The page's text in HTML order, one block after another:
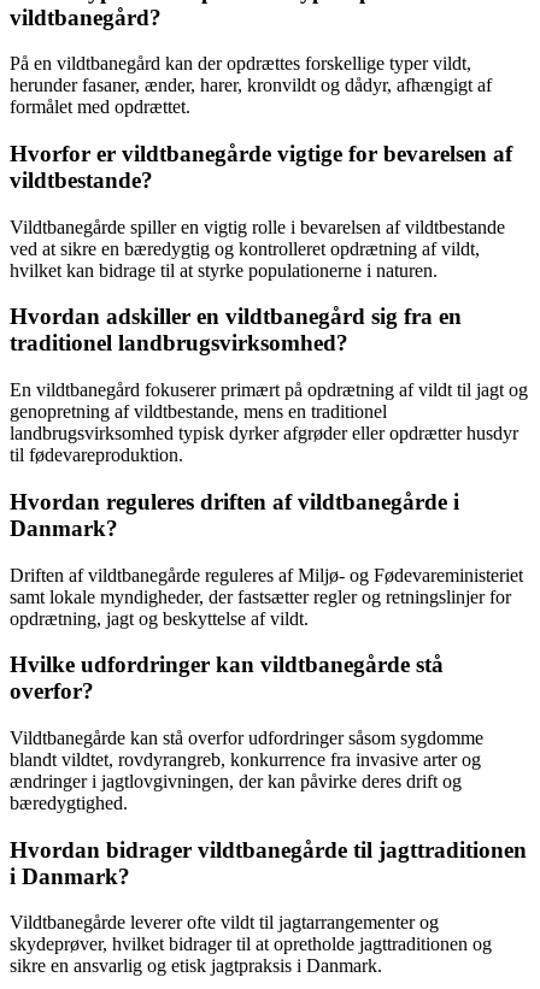
vildtbanegård?
På en vildtbanegård kan der opdrættes forskellige typer vildt,
herunder fasaner, ænder, harer, kronvildt og dådyr, afhængigt af
formålet med opdrættet.
Hvorfor er vildtbanegårde vigtige for bevarelsen af
vildtbestande?
Vildtbanegårde spiller en vigtig rolle i bevarelsen af vildtbestande
ved at sikre en bæredygtig og kontrolleret opdrætning af vildt,
hvilket kan bidrage til at styrke populationerne i naturen.
Hvordan adskiller en vildtbanegård sig fra en
traditionel landbrugsvirksomhed?
En vildtbanegård fokuserer primært på opdrætning af vildt til jagt og
genopretning af vildtbestande, mens en traditionel
landbrugsvirksomhed typisk dyrker afgrøder eller opdrætter husdyr
til fødevareproduktion.
Hvordan reguleres driften af vildtbanegårde i
Danmark?
Driften af vildtbanegårde reguleres af Miljø- og Fødevareministeriet
samt lokale myndigheder, der fastsætter regler og retningslinjer for
opdrætning, jagt og beskyttelse af vildt.
Hvilke udfordringer kan vildtbanegårde stå
overfor?
Vildtbanegårde kan stå overfor udfordringer såsom sygdomme
blandt vildtet, rovdyrangreb, konkurrence fra invasive arter og
ændringer i jagtlovgivningen, der kan påvirke deres drift og
bæredygtighed.
Hvordan bidrager vildtbanegårde til jagttraditionen
i Danmark?
Vildtbanegårde leverer ofte vildt til jagtarrangementer og
skydeprøver, hvilket bidrager til at opretholde jagttraditionen og
sikre en ansvarlig og etisk jagtpraksis i Danmark.